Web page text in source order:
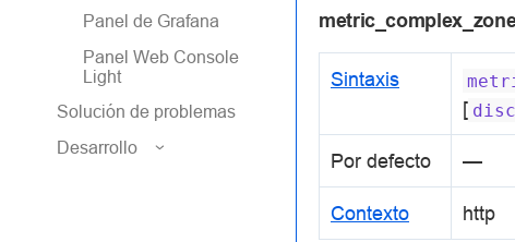
Panel de Grafana
Panel Web Console
Light
Solución de problemas
Desarrollo
Sintaxis
[
Por defecto —
Contexto http